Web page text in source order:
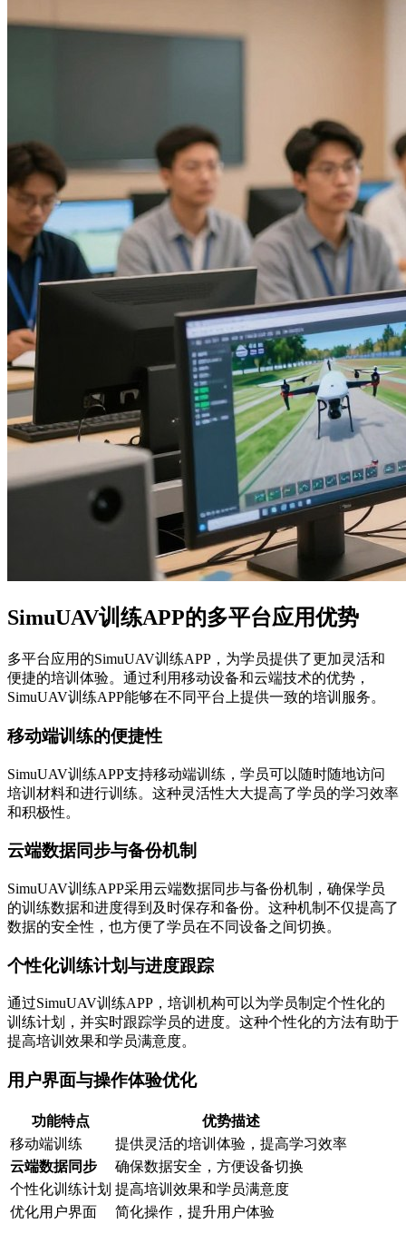
SimuUAV训练APP的多平台应用优势
多平台应用的SimuUAV训练APP，为学员提供了更加灵活和
便捷的培训体验。通过利用移动设备和云端技术的优势，
SimuUAV训练APP能够在不同平台上提供一致的培训服务。
移动端训练的便捷性
SimuUAV训练APP支持移动端训练，学员可以随时随地访问
培训材料和进行训练。这种灵活性大大提高了学员的学习效率
和积极性。
云端数据同步与备份机制
SimuUAV训练APP采用云端数据同步与备份机制，确保学员
的训练数据和进度得到及时保存和备份。这种机制不仅提高了
数据的安全性，也方便了学员在不同设备之间切换。
个性化训练计划与进度跟踪
通过SimuUAV训练APP，培训机构可以为学员制定个性化的
训练计划，并实时跟踪学员的进度。这种个性化的方法有助于
提高培训效果和学员满意度。
用户界面与操作体验优化
功能特点
优势描述
移动端训练
提供灵活的培训体验，提高学习效率
云端数据同步
确保数据安全，方便设备切换
个性化训练计划 提高培训效果和学员满意度
优化用户界面
简化操作，提升用户体验